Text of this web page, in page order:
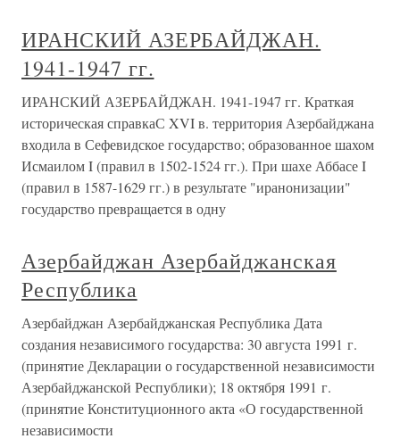
ИРАНСКИЙ АЗЕРБАЙДЖАН.
1941-1947 гг.
ИРАНСКИЙ АЗЕРБАЙДЖАН. 1941-1947 гг. Краткая
историческая справкаС XVI в. территория Азербайджана
входила в Сефевидское государство; образованное шахом
Исмаилом I (правил в 1502-1524 гг.). При шахе Аббасе I
(правил в 1587-1629 гг.) в результате "иранонизации"
государство превращается в одну
Азербайджан Азербайджанская
Республика
Азербайджан Азербайджанская Республика Дата
создания независимого государства: 30 августа 1991 г.
(принятие Декларации о государственной независимости
Азербайджанской Республики); 18 октября 1991 г.
(принятие Конституционного акта «О государственной
независимости